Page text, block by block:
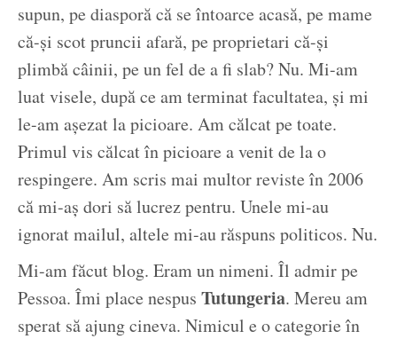
supun, pe diasporă că se întoarce acasă, pe mame
că-și scot pruncii afară, pe proprietari că-și
plimbă câinii, pe un fel de a fi slab? Nu. Mi-am
luat visele, după ce am terminat facultatea, și mi
le-am așezat la picioare. Am călcat pe toate.
Primul vis călcat în picioare a venit de la o
respingere. Am scris mai multor reviste în 2006
că mi-aș dori să lucrez pentru. Unele mi-au
ignorat mailul, altele mi-au răspuns politicos. Nu.
Mi-am făcut blog. Eram un nimeni. Îl admir pe
Pessoa. Îmi place nespus Tutungeria. Mereu am
sperat să ajung cineva. Nimicul e o categorie în